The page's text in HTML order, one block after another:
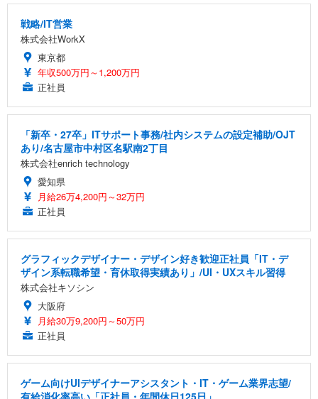
戦略/IT営業
株式会社WorkX
東京都
年収500万円～1,200万円
正社員
「新卒・27卒」ITサポート事務/社内システムの設定補助/OJT
あり/名古屋市中村区名駅南2丁目
株式会社enrich technology
愛知県
月給26万4,200円～32万円
正社員
グラフィックデザイナー・デザイン好き歓迎正社員「IT・デ
ザイン系転職希望・育休取得実績あり」/UI・UXスキル習得
株式会社キソシン
大阪府
月給30万9,200円～50万円
正社員
ゲーム向けUIデザイナーアシスタント・IT・ゲーム業界志望/
有給消化率高い「正社員・年間休日125日」